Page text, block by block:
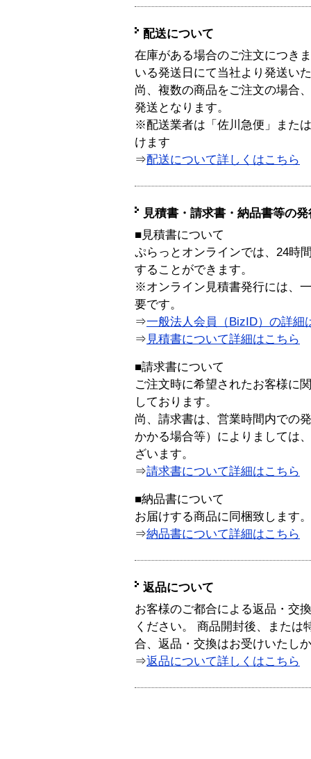
配送について
在庫がある場合のご注文につき
いる発送日にて当社より発送い
尚、複数の商品をご注文の場合
発送となります。
※配送業者は「佐川急便」また
けます
⇒配送について詳しくはこちら
見積書・請求書・納品書等の
■見積書について
ぷらっとオンラインでは、24時
することができます。
※オンライン見積書発行には、
要です。
⇒一般法人会員（BizID）の詳細
⇒ 見積書について詳細はこちら
■請求書について
ご注文時に希望されたお客様に
しております。
尚、請求書は、営業時間内での
かかる場合等）によりましては
ざいます。
⇒請求書について詳細はこちら
■納品書について
お届けする商品に同梱致します。
⇒納品書について詳細はこちら
返品について
お客様のご都合による返品・交
ください。 商品開封後、または
合、返品・交換はお受けいたし
⇒返品について詳しくはこちら